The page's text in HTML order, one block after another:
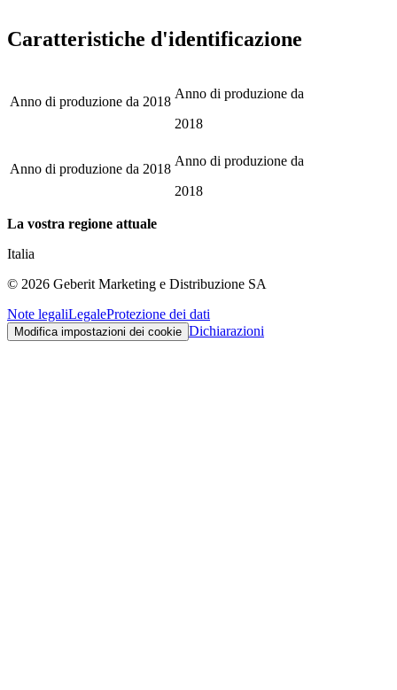
Caratteristiche d'identificazione
Anno di produzione da 2018
Anno di produzione da
2018
Anno di produzione da 2018
Anno di produzione da
2018
La vostra regione attuale
Italia
© 2026 Geberit Marketing e Distribuzione SA
Note legaliLegaleProtezione dei dati
Modifica impostazioni dei cookie Dichiarazioni